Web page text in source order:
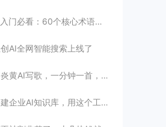
门必看：60个核心术语大白话解读，
AI全网智能搜索上线了
黄AI写歌，一分钟一首，音乐人将被A
企业AI知识库，用这个工具就够了